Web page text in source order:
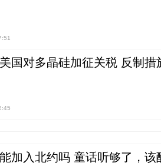
国对多晶硅加征关税 反制措
加入北约吗 童话听够了，该